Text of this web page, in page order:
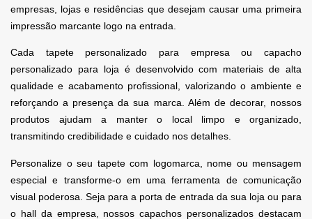
empresas, lojas e residências que desejam causar uma primeira
impressão marcante logo na entrada.
Cada tapete personalizado para empresa ou capacho
personalizado para loja é desenvolvido com materiais de alta
qualidade e acabamento profissional, valorizando o ambiente e
reforçando a presença da sua marca. Além de decorar, nossos
produtos ajudam a manter o local limpo e organizado,
transmitindo credibilidade e cuidado nos detalhes.
Personalize o seu tapete com logomarca, nome ou mensagem
especial e transforme-o em uma ferramenta de comunicação
visual poderosa. Seja para a porta de entrada da sua loja ou para
o hall da empresa, nossos capachos personalizados destacam